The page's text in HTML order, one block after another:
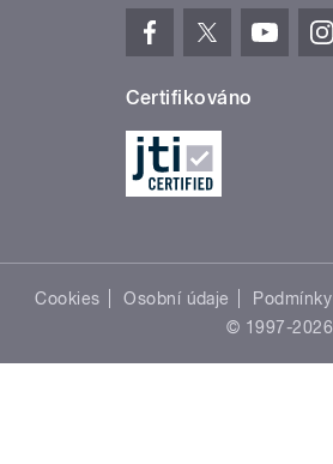
Certifikováno
Cookies Osobní údaje
© 1997-